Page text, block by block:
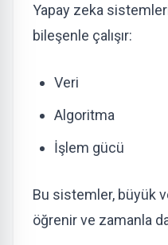
Yapay zeka
bileşenle çalışır:
Veri
Algoritma
İşlem gücü
Bu sistemler, büyük
öğrenir ve zamanla